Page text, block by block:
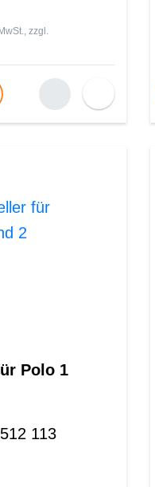
zzgl.
Polo 1
113